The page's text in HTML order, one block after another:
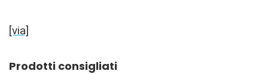
[via]
Prodotti consigliati